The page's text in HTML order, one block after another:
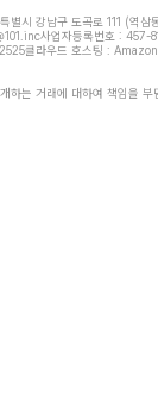
별시 강남구 도곡로 111 (역삼
사업자등록번호 : 457-
클라우드 호스팅 :
하는 거래에 대하여 책임을 부